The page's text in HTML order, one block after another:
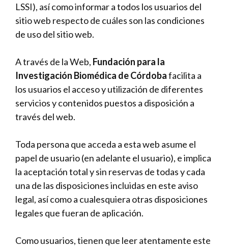
LSSI), así como informar a todos los usuarios del
sitio web respecto de cuáles son las condiciones
de uso del sitio web.
A través de la Web, Fundación para la
Investigación Biomédica de Córdobafacilita a
los usuarios el acceso y utilización de diferentes
servicios y contenidos puestos a disposición a
través del web.
Toda persona que acceda a esta web asume el
papel de usuario (en adelante el usuario), e implica
la aceptación total y sin reservas de todas y cada
una de las disposiciones incluidas en este aviso
legal, así como a cualesquiera otras disposiciones
legales que fueran de aplicación.
Como usuarios, tienen que leer atentamente este